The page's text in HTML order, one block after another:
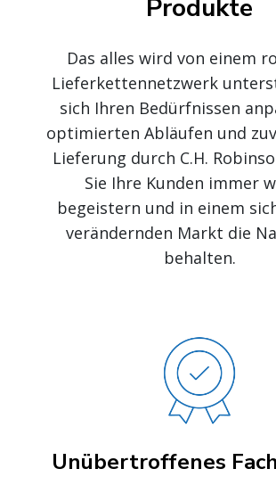
Produkte
Das alles wird von einem
Lieferkettennetzwerk
sich Ihren Bedürfnissen
optimierten Abläufen und
Lieferung durch C.H.
Sie Ihre Kunden immer
begeistern und in einem
verändernden Markt die
behalten.
Unübertroffenes